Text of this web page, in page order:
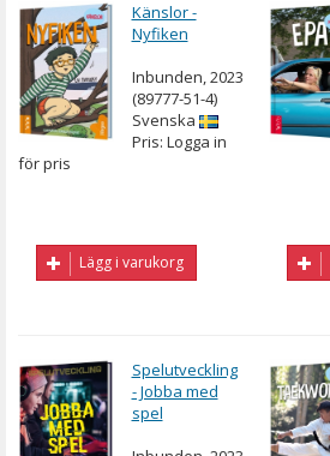
Känslor -
Nyfiken
Inbunden, 2023
(89777-51-4)
Svenska
Pris: Logga in
för pris
Lägg i varukorg
Spelutveckling
- Jobba med
spel